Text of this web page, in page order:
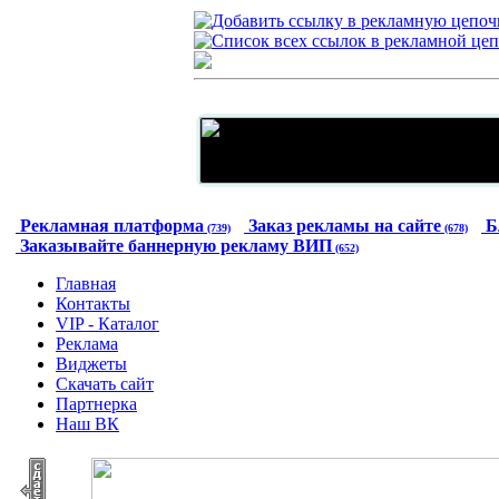
Рекламная платформа (739) Заказ рекламы на сайте (678)
Заказывайте баннерную рекламу ВИП (652)
Главная
Контакты
VIP - Каталог
Реклама
Виджеты
Скачать сайт
Партнерка
Наш ВК